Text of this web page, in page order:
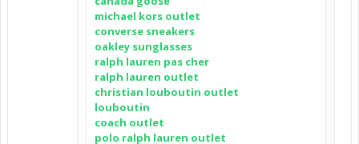
michael kors outlet
converse sneakers
oakley sunglasses
ralph lauren pas cher
ralph lauren outlet
christian louboutin outlet
louboutin
coach outlet
polo ralph lauren outlet